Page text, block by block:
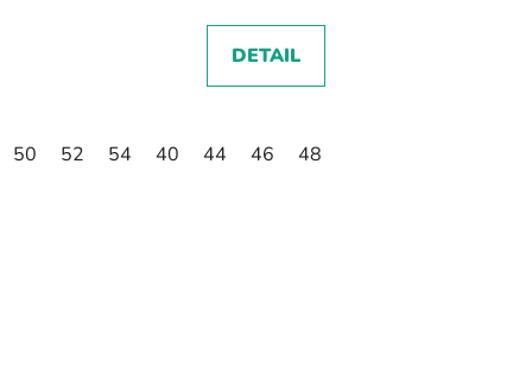
DETAIL
50 52 54 40 44 46 48